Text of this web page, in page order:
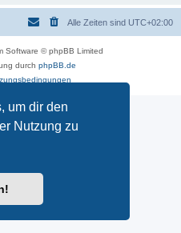
um dir den
Nutzung zu
Alle Zeiten sind UTC+02:00
Software © phpBB Limited
durch phpBB.de